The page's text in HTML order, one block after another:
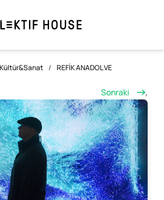
Kültür&Sanat / REFİK ANADOL VE
Sonraki ,